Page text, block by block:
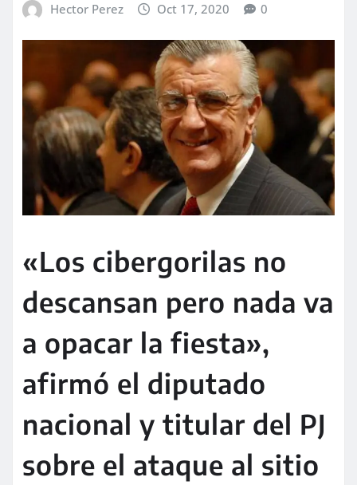
Hector Perez Oct 17, 2020 0
«Los cibergorilas no
descansan pero nada va
a opacar la fiesta»,
afirmó el diputado
nacional y titular del PJ
sobre el ataque al sitio